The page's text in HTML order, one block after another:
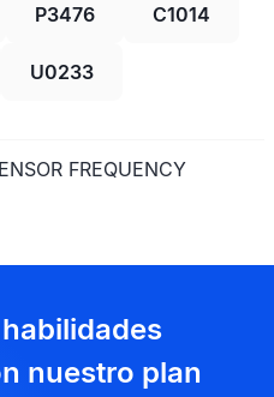
P3476 C1014
U0233
FREQUENCY
nuestro plan